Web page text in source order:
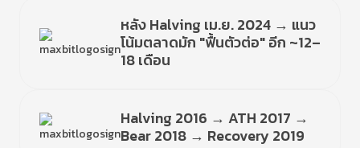
หลัง Halving เม.ย. 2024 → แนว
โน้มตลาดมัก "ฟื้นตัวต่อ" อีก ~12–
18 เดือน
Halving 2016 → ATH 2017 →
Bear 2018 → Recovery 2019